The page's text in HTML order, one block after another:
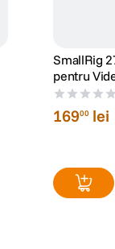
SmallRig
pentru
16900 lei